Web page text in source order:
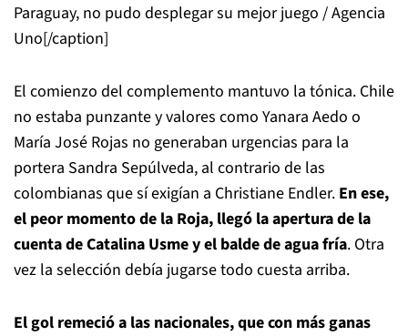
Paraguay, no pudo desplegar su mejor juego / Agencia
Uno[/caption]
El comienzo del complemento mantuvo la tónica. Chile
no estaba punzante y valores como Yanara Aedo o
María José Rojas no generaban urgencias para la
portera Sandra Sepúlveda, al contrario de las
colombianas que sí exigían a Christiane Endler. En ese,
el peor momento de la Roja, llegó la apertura de la
cuenta de Catalina Usmey el balde de agua fría. Otra
vez la selección debía jugarse todo cuesta arriba.
El gol remeció a las nacionales, que con más ganas